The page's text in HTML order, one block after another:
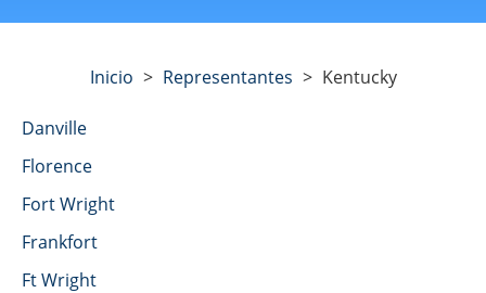
Inicio > Representantes > Kentucky
Danville
Florence
Fort Wright
Frankfort
Ft Wright